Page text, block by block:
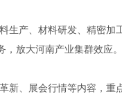
生产、材料研发、精密
，放大河南产业集群效应。
新、展会行情等内容，